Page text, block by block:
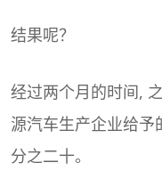
结果呢？
经过两个月的时间,
源汽车生产企业给
分之二十。